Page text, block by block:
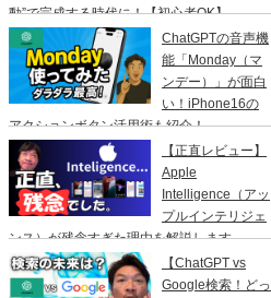
動”で完成する時代に！【初心者OK】
ChatGPTの音声機
能「Monday（マ
ンデー）」が面白
い！iPhone16の
アクションボタン活用術も紹介！
【正直レビュー】
Apple
Intelligence（アッ
プルインテリジェ
ンス）が残念すぎた理由を解説します
【ChatGPT vs
Google検索！どっ